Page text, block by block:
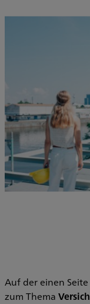
Auf der einen
zum Thema